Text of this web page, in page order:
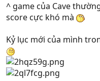
^ game của Cave
score cực khó mà
Kỷ lục mới của mình